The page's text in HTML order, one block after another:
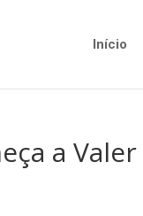
Início
a Valer